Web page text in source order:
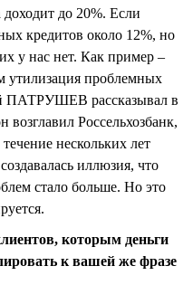
до 20%. Если
кредитов около 12%, но
у нас нет. Как пример –
утилизация проблемных
ПАТРУШЕВ рассказывал в
возглавил Россельхозбанк,
нескольких лет
иллюзия, что
стало больше. Но это
которым деньги
к вашей же фразе